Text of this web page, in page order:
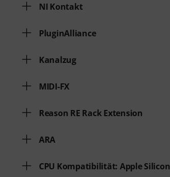
NI Kontakt
PluginAlliance
Kanalzug
MIDI-FX
Reason RE Rack Extension
ARA
CPU Kompatibilität: Apple Silicon